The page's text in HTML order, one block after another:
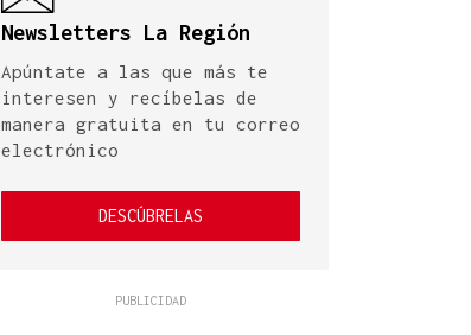
Newsletters La Región
Apúntate a las que más te
interesen y recíbelas de
manera gratuita en tu correo
electrónico
DESCÚBRELAS